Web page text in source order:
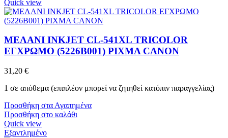
Quick view
ΜΕΛΑΝΙ INKJET CL-541XL TRICOLOR
ΕΓΧΡΩΜΟ (5226B001) PIXMA CANON
31,20 €
1 σε απόθεμα (επιπλέον μπορεί να ζητηθεί κατόπιν παραγγελίας)
Προσθήκη στα Αγαπημένα
Προσθήκη στο καλάθι
Quick view
Εξαντλημένο